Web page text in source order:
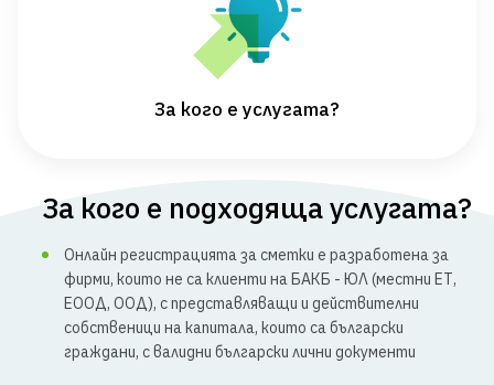
За кого е услугата?
За кого е подходяща услугата?
Онлайн регистрацията за сметки е разработена за
фирми, които не са клиенти на БАКБ - ЮЛ (местни ЕТ,
ЕООД, ООД), с представляващи и действителни
собственици на капитала, които са български
граждани, с валидни български лични документи